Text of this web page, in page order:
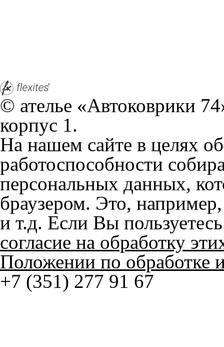
корпус 1.
На нашем сайте в целях
работоспособности
персональных данных,
браузером. Это,
и т.д. Если Вы
согласие на обработку
Положении по обработке
+7 (351) 277 91 67